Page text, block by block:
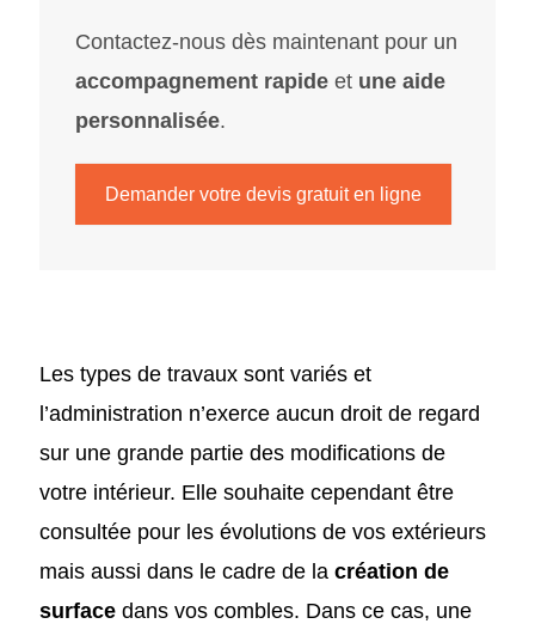
Contactez-nous dès maintenant pour un
accompagnement rapide et une aide
personnalisée.
Demander votre devis gratuit en ligne
Les types de travaux sont variés et
l’administration n’exerce aucun droit de regard
sur une grande partie des modifications de
votre intérieur. Elle souhaite cependant être
consultée pour les évolutions de vos extérieurs
mais aussi dans le cadre de lacréation de
surface dans vos combles. Dans ce cas, une